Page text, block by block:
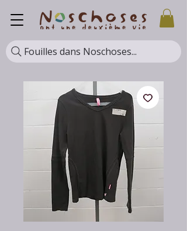
Fouilles dans Noschoses...